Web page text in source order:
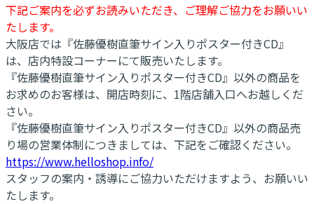
下記ご案内を必ずお読みいただき、ご理解ご協力をお願いい
たします。
大阪店では『佐藤優樹直筆サイン入りポスター付きCD』
は、店内特設コーナーにて販売いたします。
『佐藤優樹直筆サイン入りポスター付きCD』以外の商品を
お求めのお客様は、開店時刻に、1階店舗入口へお越しくだ
さい。
『佐藤優樹直筆サイン入りポスター付きCD』以外の商品売
り場の営業体制につきましては、下記をご確認ください。
https://www.helloshop.info/
スタッフの案内・誘導にご協力いただけますよう、お願いい
たします。